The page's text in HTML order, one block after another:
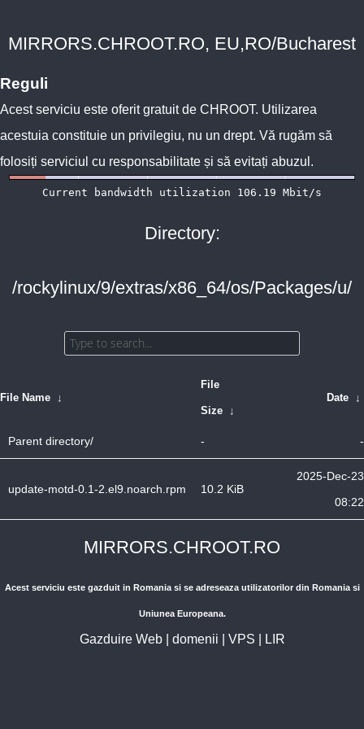
MIRRORS.CHROOT.RO, EU,RO/Bucharest
Reguli
Acest serviciu este oferit gratuit de CHROOT. Utilizarea
acestuia constituie un privilegiu, nu un drept. Vă rugăm să
folosiți serviciul cu responsabilitate și să evitați abuzul.
Directory:
/rockylinux/9/extras/x86_64/os/Packages/u/
File Name ↓
File
Size ↓
Date ↓
Parent directory/ - -
update-motd-0.1-2.el9.noarch.rpm 10.2 KiB
2025-Dec-23
08:22
MIRRORS.CHROOT.RO
Acest serviciu este gazduit in Romania si se adreseaza utilizatorilor din Romania si
Uniunea Europeana.
Gazduire Web| domenii VPS LIR